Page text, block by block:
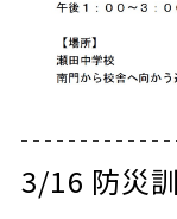
3/16 防災